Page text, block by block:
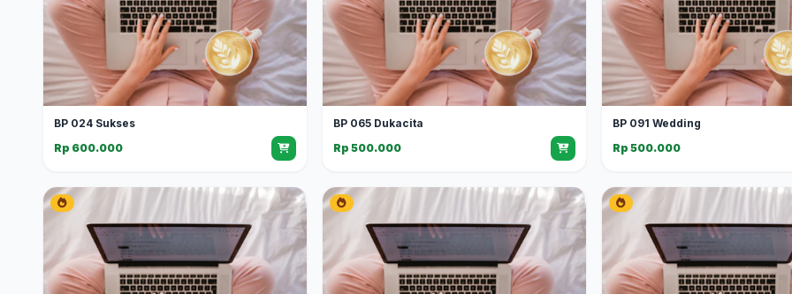
BP 024 Sukses
Rp 600.000
BP 065 Dukacita
Rp 500.000
BP 091 Wedding
Rp 500.000